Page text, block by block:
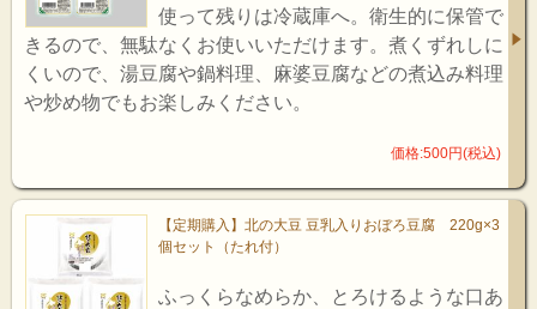
使って残りは冷蔵庫へ。衛生的に保管で
きるので、無駄なくお使いいただけます。煮くずれしに
くいので、湯豆腐や鍋料理、麻婆豆腐などの煮込み料理
や炒め物でもお楽しみください。
価格:500円(税込)
【定期購入】北の大豆 豆乳入りおぼろ豆腐 220g×3
個セット（たれ付）
ふっくらなめらか、とろけるような口あ